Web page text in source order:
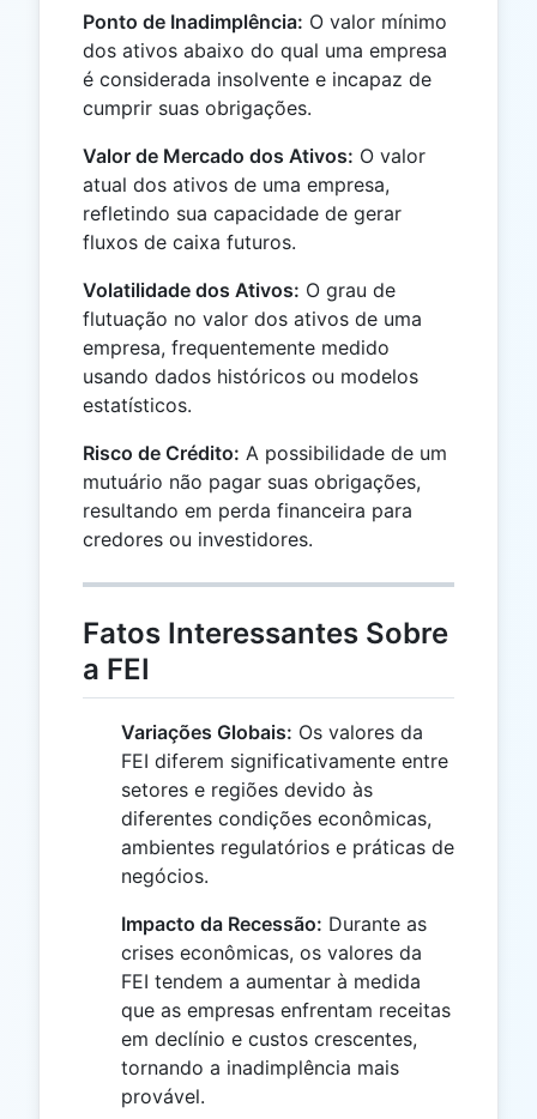
Ponto de Inadimplência: O valor mínimo
dos ativos abaixo do qual uma empresa
é considerada insolvente e incapaz de
cumprir suas obrigações.
Valor de Mercado dos Ativos: O valor
atual dos ativos de uma empresa,
refletindo sua capacidade de gerar
fluxos de caixa futuros.
Volatilidade dos Ativos: O grau de
flutuação no valor dos ativos de uma
empresa, frequentemente medido
usando dados históricos ou modelos
estatísticos.
Risco de Crédito: A possibilidade de um
mutuário não pagar suas obrigações,
resultando em perda financeira para
credores ou investidores.
Fatos Interessantes Sobre
a FEI
Variações Globais: Os valores da
FEI diferem significativamente entre
setores e regiões devido às
diferentes condições econômicas,
ambientes regulatórios e práticas de
negócios.
Impacto da Recessão: Durante as
crises econômicas, os valores da
FEI tendem a aumentar à medida
que as empresas enfrentam receitas
em declínio e custos crescentes,
tornando a inadimplência mais
provável.